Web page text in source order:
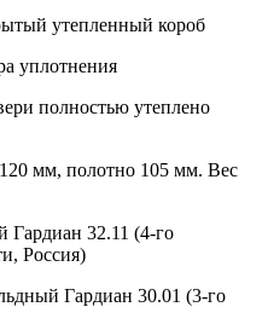
утепленный короб
уплотнения
полностью утеплено
мм, полотно 105 мм. Вес
32.11 (4-го
Россия)
Гардиан 30.01 (3-го